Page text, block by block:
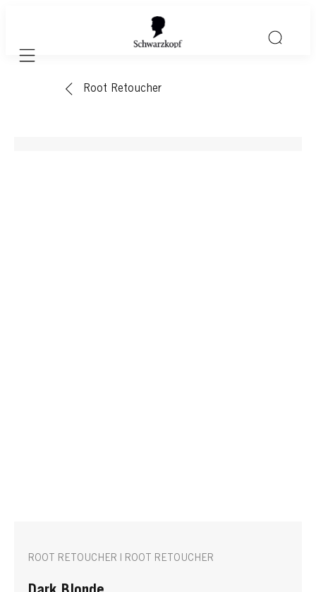
Mobile navigation
Root Retoucher
ROOT RETOUCHER | ROOT RETOUCHER